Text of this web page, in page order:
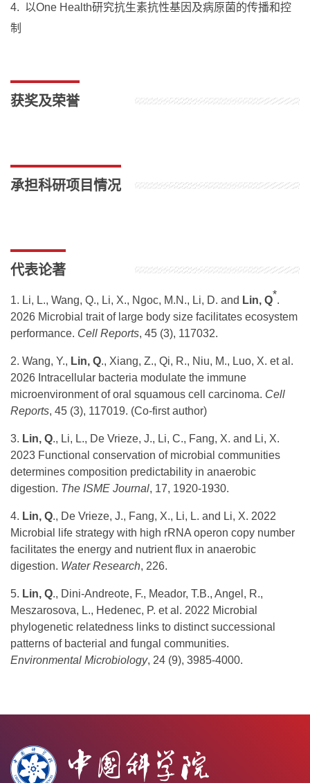
4. 以One Health研究抗生素抗性基因及病原菌的传播和控
制
获奖及荣誉
承担科研项目情况
代表论著
1. Li, L., Wang, Q., Li, X., Ngoc, M.N., Li, D. and Lin, Q*.
2026 Microbial trait of large body size facilitates ecosystem
performance. Cell Reports, 45 (3), 117032.
2. Wang, Y., Lin, Q., Xiang, Z., Qi, R., Niu, M., Luo, X. et al.
2026 Intracellular bacteria modulate the immune
microenvironment of oral squamous cell carcinoma. Cell
Reports, 45 (3), 117019. (Co-first author)
3. Lin, Q., Li, L., De Vrieze, J., Li, C., Fang, X. and Li, X.
2023 Functional conservation of microbial communities
determines composition predictability in anaerobic
digestion. The ISME Journal, 17, 1920-1930.
4. Lin, Q., De Vrieze, J., Fang, X., Li, L. and Li, X. 2022
Microbial life strategy with high rRNA operon copy number
facilitates the energy and nutrient flux in anaerobic
digestion. Water Research, 226.
5. Lin, Q., Dini-Andreote, F., Meador, T.B., Angel, R.,
Meszarosova, L., Hedenec, P. et al. 2022 Microbial
phylogenetic relatedness links to distinct successional
patterns of bacterial and fungal communities.
Environmental Microbiology, 24 (9), 3985-4000.